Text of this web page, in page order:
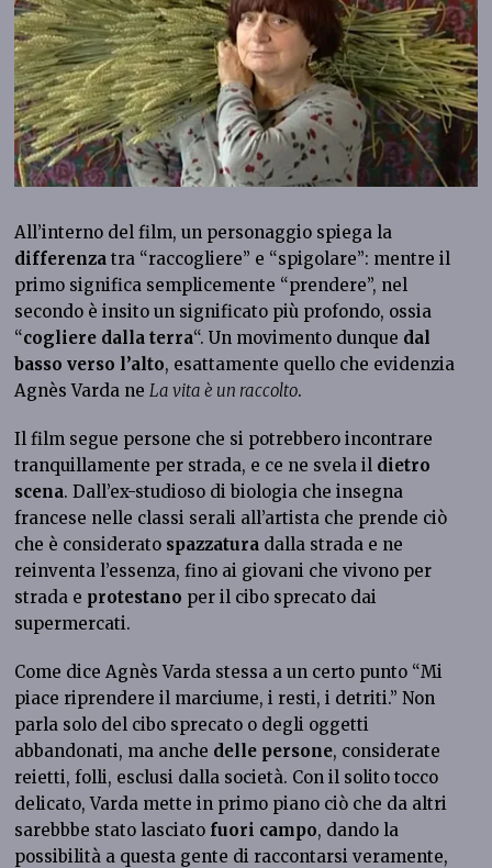
All’interno del film, un personaggio spiega la
differenzatra “raccogliere” e “spigolare”: mentre il
primo significa semplicemente “prendere”, nel
secondo è insito un significato più profondo, ossia
“cogliere dalla terra“. Un movimento dunque dal
basso verso l’alto, esattamente quello che evidenzia
Agnès Varda ne La vita è un raccolto.
Il film segue persone che si potrebbero incontrare
tranquillamente per strada, e ce ne svela il dietro
scena. Dall’ex-studioso di biologia che insegna
francese nelle classi serali all’artista che prende ciò
che è considerato spazzatura dalla strada e ne
reinventa l’essenza, fino ai giovani che vivono per
strada e protestano per il cibo sprecato dai
supermercati.
Come dice Agnès Varda stessa a un certo punto “Mi
piace riprendere il marciume, i resti, i detriti.” Non
parla solo del cibo sprecato o degli oggetti
abbandonati, ma anche delle persone, considerate
reietti, folli, esclusi dalla società. Con il solito tocco
delicato, Varda mette in primo piano ciò che da altri
sarebbbe stato lasciato fuori campo, dando la
possibilità a questa gente di raccontarsi veramente,